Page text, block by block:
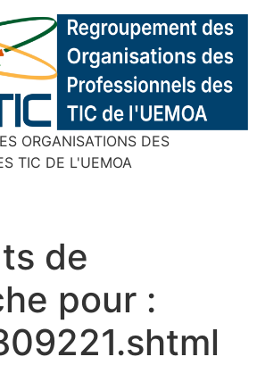
ORGANISATIONS DES
TIC DE L'UEMOA
de
pour :